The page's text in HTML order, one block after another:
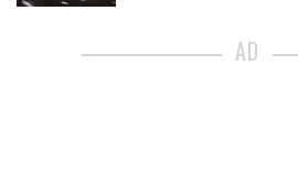
AD